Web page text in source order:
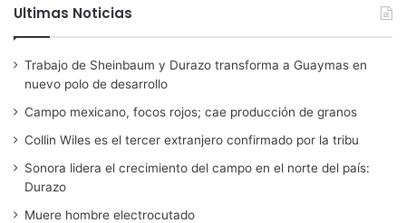
Ultimas Noticias
Trabajo de Sheinbaum y Durazo transforma a Guaymas en
nuevo polo de desarrollo
Campo mexicano, focos rojos; cae producción de granos
Collin Wiles es el tercer extranjero confirmado por la tribu
Sonora lidera el crecimiento del campo en el norte del país:
Durazo
Muere hombre electrocutado